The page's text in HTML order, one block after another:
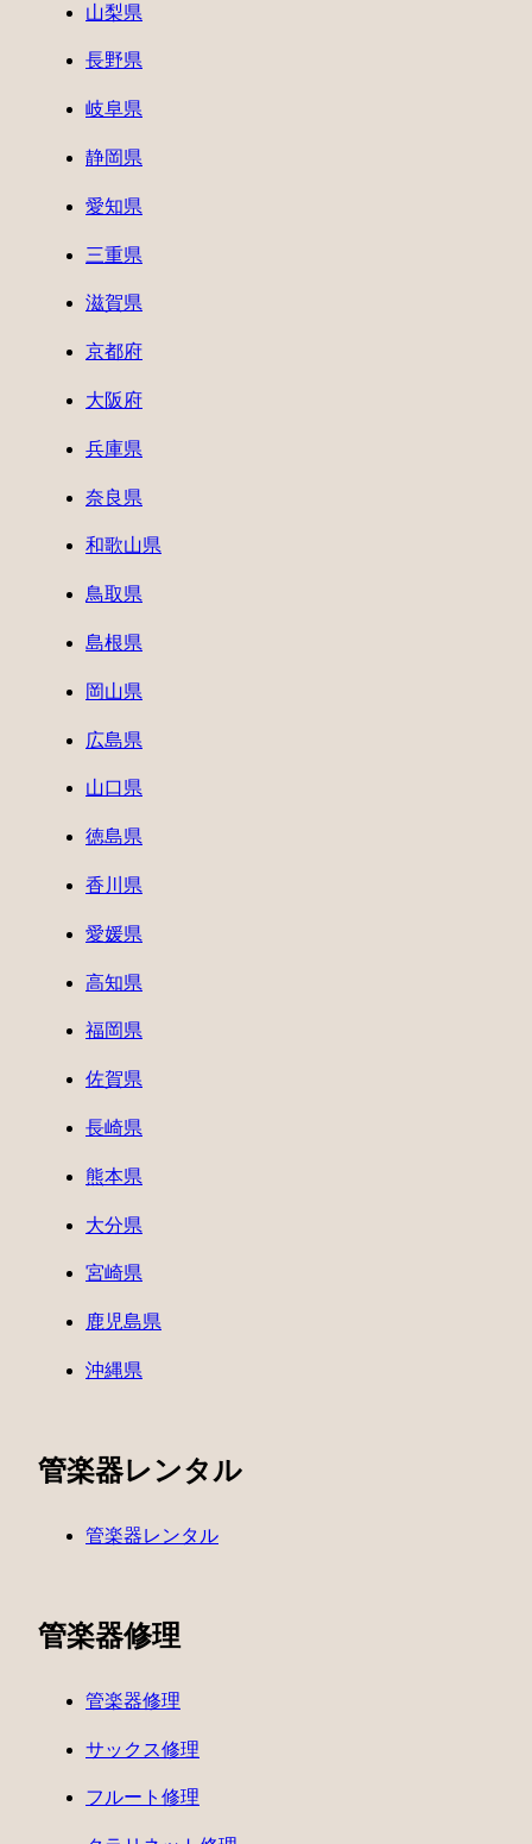
山梨県
長野県
岐阜県
静岡県
愛知県
三重県
滋賀県
京都府
大阪府
兵庫県
奈良県
和歌山県
鳥取県
島根県
岡山県
広島県
山口県
徳島県
香川県
愛媛県
高知県
福岡県
佐賀県
長崎県
熊本県
大分県
宮崎県
鹿児島県
沖縄県
管楽器レンタル
管楽器レンタル
管楽器修理
管楽器修理
サックス修理
フルート修理